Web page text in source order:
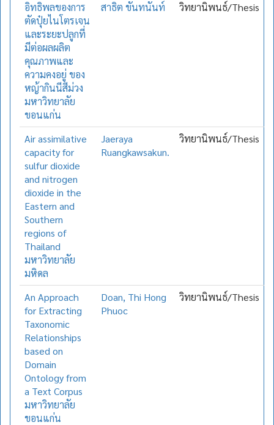
อิทธิพลของการ
ตัดปุ๋ยไนโตรเจน
และระยะปลูกที่
มีต่อผลผลิต
คุณภาพและ
ความคงอยู่ ของ
หญ้ากินนีสีม่วง
มหาวิทยาลัย
ขอนแก่น
สาธิต ขันทนันท์ วิทยานิพนธ์/Thesis
Air assimilative
capacity for
sulfur dioxide
and nitrogen
dioxide in the
Eastern and
Southern
regions of
Thailand
มหาวิทยาลัย
มหิดล
Jaeraya
Ruangkawsakun.
วิทยานิพนธ์/Thesis
An Approach
for Extracting
Taxonomic
Relationships
based on
Domain
Ontology from
a Text Corpus
มหาวิทยาลัย
ขอนแก่น
Doan, Thi Hong
Phuoc
วิทยานิพนธ์/Thesis